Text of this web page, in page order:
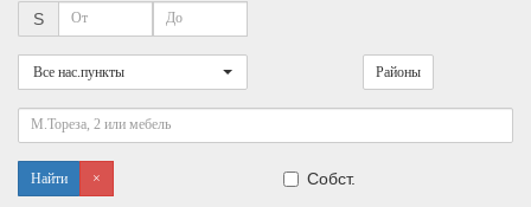
S
Все нас.пункты Районы
Найти × Собст.